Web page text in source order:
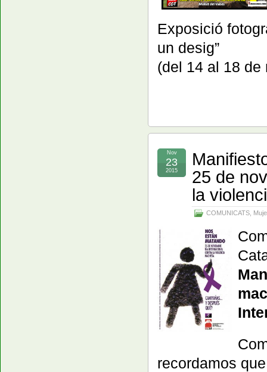
Exposició
un desig”
(del 14 al 18 de
25 de
la
COMUNICATS
Nov
23
2015
recordamos